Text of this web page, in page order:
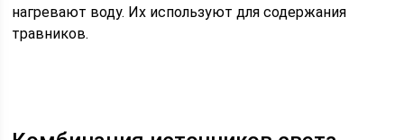
нагревают воду. Их используют для содержания
травников.